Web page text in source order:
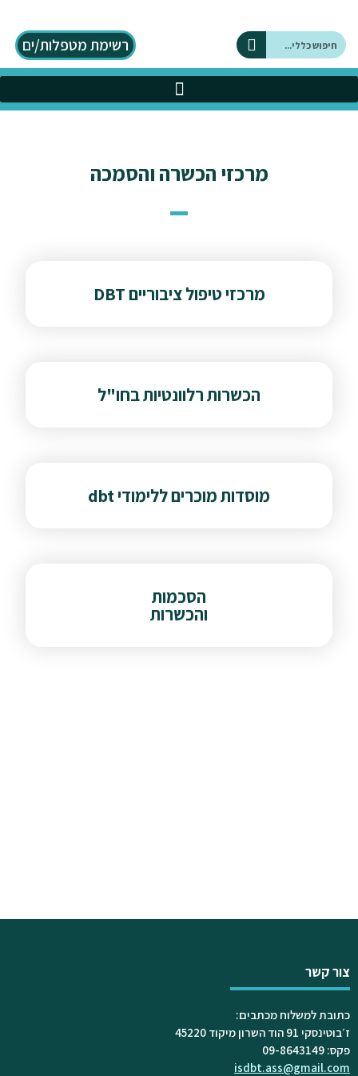
רשימת מטפלות/ים
מרכזי הכשרה והסמכה
מרכזי טיפול ציבוריים DBT
הכשרות רלוונטיות בחו"ל
מוסדות מוכרים ללימודי dbt
הסכמות
והכשרות
צור קשר
כתובת למשלוח מכתבים:
ז׳בוטינסקי 91 הוד השרון מיקוד 45220
פקס: 09-8643149
isdbt.ass@gmail.com